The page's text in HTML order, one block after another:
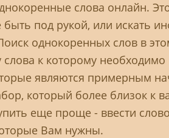
слова онлайн.
под рукой, или искать
однокоренных слов в
к которому необходимо
являются примерным
который более близок к
еще проще - ввести
Вам нужны.